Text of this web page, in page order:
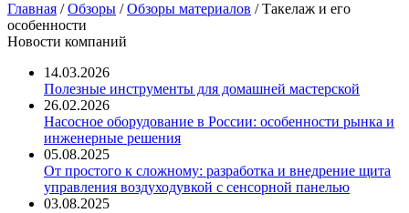
Главная /Обзоры /Обзоры материалов /Такелаж и его
особенности
Новости компаний
14.03.2026
Полезные инструменты для домашней мастерской
26.02.2026
Насосное оборудование в России: особенности рынка и
инженерные решения
05.08.2025
От простого к сложному: разработка и внедрение щита
управления воздуходувкой с сенсорной панелью
03.08.2025